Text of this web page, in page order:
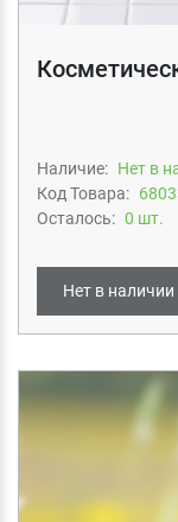
Наличие: Нет в
Код Товара:
Осталось: 0 шт.
Нет в наличии